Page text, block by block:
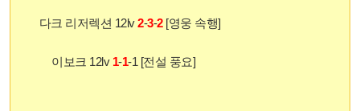
다크 리저렉션 12lv2-3-2[영웅 속행]
이보크 12lv 1-1-1 [전설 풍요]